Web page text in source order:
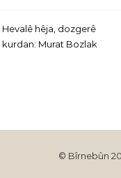
Hevalê hêja, dozgerê
kurdan: Murat Bozlak
© Bîrnebûn